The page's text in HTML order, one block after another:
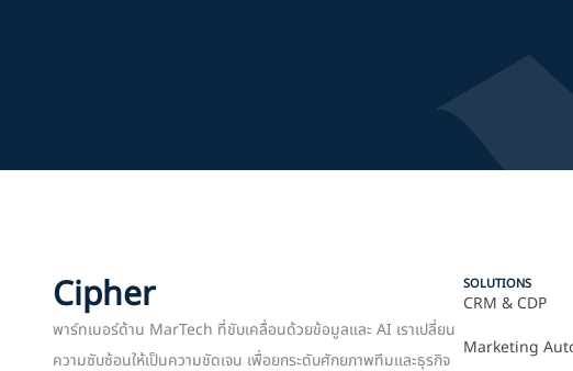
Cipher
พาร์ทเนอร์ด้าน MarTech ที่ขับเคลื่อนด้วยข้อมูลและ AI เราเปลี่ยน
ความซับซ้อนให้เป็นความชัดเจน เพื่อยกระดับศักยภาพทีมและธุรกิจ
SOLUTIONS
CRM & CDP
Marketing